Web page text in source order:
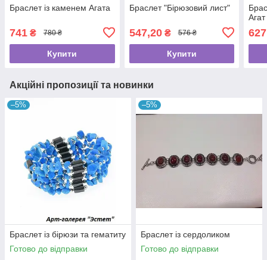
Браслет із каменем Агата
741 ₴ 780 ₴
Купити
Браслет "Бірюзовий лист"
547,20₴ 576 ₴
Купити
Агат
627
Акційні пропозиції та новинки
–5%
Браслет із бірюзи та гематиту
Готово до відправки
–5%
Браслет із сердоликом
Готово до відправки